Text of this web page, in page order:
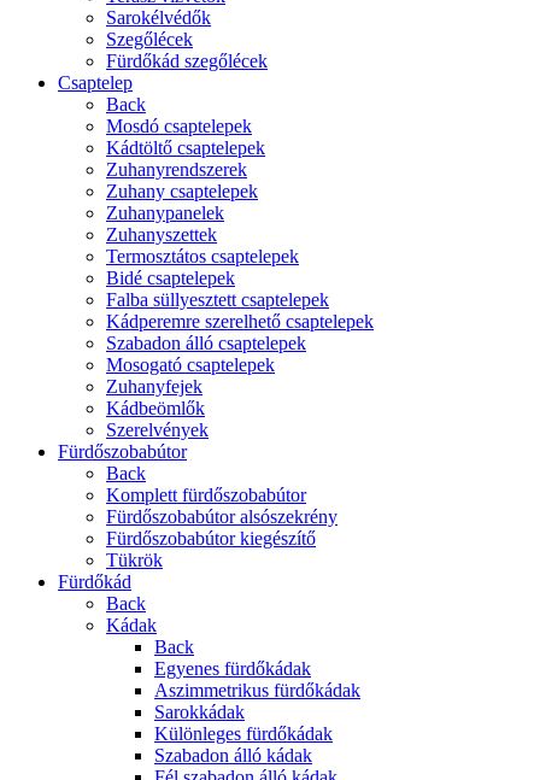
Sarokélvédők
Szegőlécek
Fürdőkád szegőlécek
Csaptelep
Back
Mosdó csaptelepek
Kádtöltő csaptelepek
Zuhanyrendszerek
Zuhany csaptelepek
Zuhanypanelek
Zuhanyszettek
Termosztátos csaptelepek
Bidé csaptelepek
Falba süllyesztett csaptelepek
Kádperemre szerelhető csaptelepek
Szabadon álló csaptelepek
Mosogató csaptelepek
Zuhanyfejek
Kádbeömlők
Szerelvények
Fürdőszobabútor
Back
Komplett fürdőszobabútor
Fürdőszobabútor alsószekrény
Fürdőszobabútor kiegészítő
Tükrök
Fürdőkád
Back
Kádak
Back
Egyenes fürdőkádak
Aszimmetrikus fürdőkádak
Sarokkádak
Különleges fürdőkádak
Szabadon álló kádak